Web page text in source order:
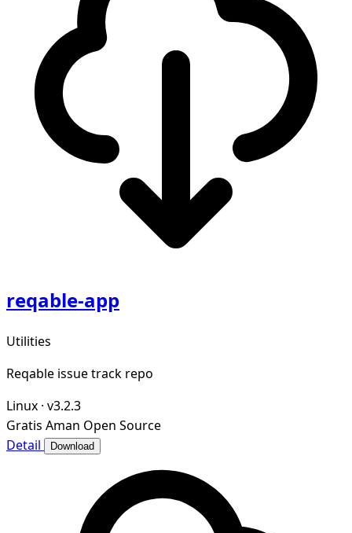
reqable-app
Utilities
Reqable issue track repo
Linux · v3.2.3
Gratis Aman Open Source
Detail
Download